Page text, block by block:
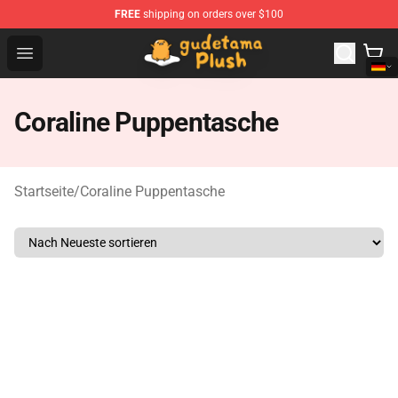
FREE shipping on orders over $100
Open menu
Gudetama Plush Shop - The Best Store of Gudetama
Coraline Puppentasche
Startseite/Coraline Puppentasche